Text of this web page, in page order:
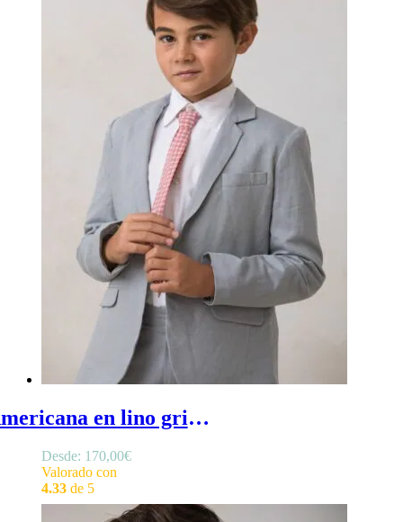
Americana en lino gris - Amaricana de lino para niño en gris, Chaqueta en lino de niño para traje con solapa en cuello y bolsillo para pañuelo
Desde: 170,00€
Valorado con
4.33 de 5